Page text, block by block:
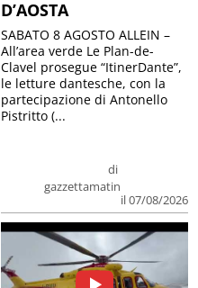
D’AOSTA
di
gazzettamatin
il 07/08/2026
SABATO 8 AGOSTO ALLEIN –
All’area verde Le Plan-de-
Clavel prosegue “ItinerDante”,
le letture dantesche, con la
partecipazione di Antonello
Pistritto (...